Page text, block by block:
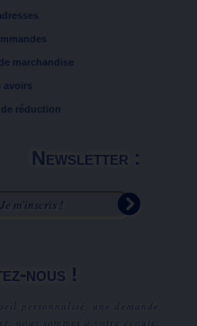
marchandise
avoirs
réduction
Newsletter :
nous !
personnalisé, une demande
nous sommes à votre écoute.